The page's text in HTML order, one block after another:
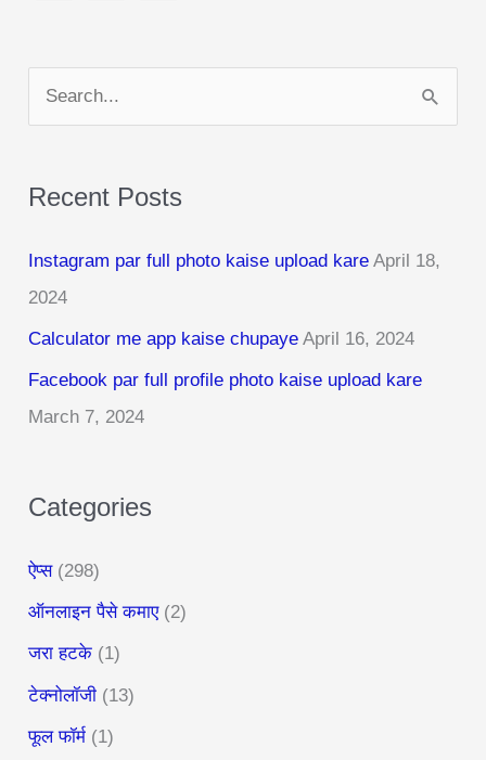
e
r
h
f
o
r
:
Recent Posts
Instagram par full photo kaise upload kare April 18,
2024
Calculator me app kaise chupaye April 16, 2024
Facebook par full profile photo kaise upload kare
March 7, 2024
Categories
ऐप्स(298)
ऑनलाइन पैसे कमाए(2)
जरा हटके (1)
टेक्नोलॉजी (13)
फूल फॉर्म (1)